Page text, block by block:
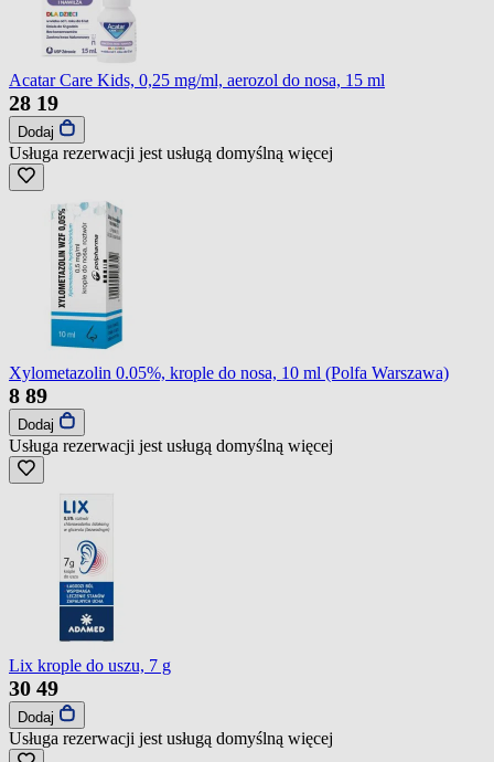
Acatar Care Kids, 0,25 mg/ml, aerozol do nosa, 15 ml
28 19
Dodaj
Usługa rezerwacji jest usługą domyślną więcej
Xylometazolin 0.05%, krople do nosa, 10 ml (Polfa Warszawa)
8 89
Dodaj
Usługa rezerwacji jest usługą domyślną więcej
Lix krople do uszu, 7 g
30 49
Dodaj
Usługa rezerwacji jest usługą domyślną więcej